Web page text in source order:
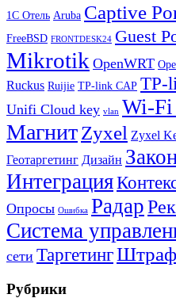
1С Отель Aruba Captive
FreeBSD FRONTDESK24 Guest
Mikrotik OpenWRT
Ruckus Ruijie TP-link CAP TP-
Unifi Cloud key vlan Wi-Fi
МагнитZyxel Zyxel
Геотаргетинг Дизайн
Интеграция
Опросы Ошибка Радар
Система
сети Таргетинг
Рубрики